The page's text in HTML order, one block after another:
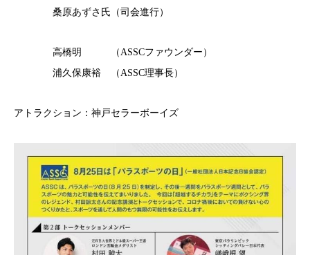
桑原あずさ氏（司会進行）
高橋明 （ASSCファウンダー）
浦久保康裕 （ASSC理事長）
アトラクション：神戸セラーボーイズ